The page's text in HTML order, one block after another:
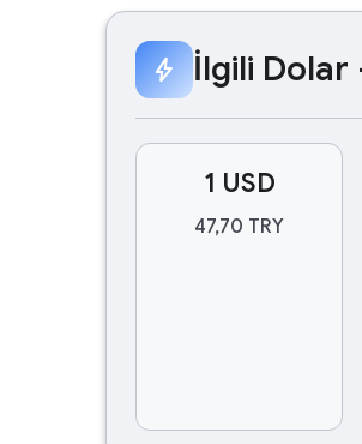
bolt İlgili Dolar
1 USD
47,70 TRY